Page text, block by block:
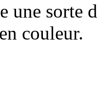
une sorte
couleur.